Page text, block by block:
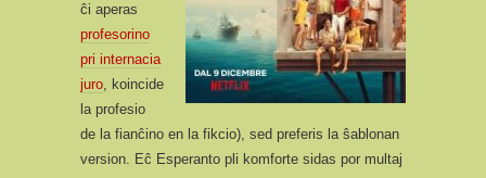
ĉi aperas
profesorino
pri internacia
juro, koincide
la profesio
de la fianĉino en la fikcio), sed preferis la ŝablonan
version. Eĉ Esperanto pli komforte sidas por multaj